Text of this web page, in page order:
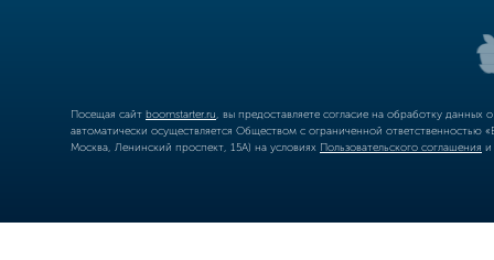
Посещая сайт boomstarter.ru , вы предоставляете согласие на обработку
автоматически осуществляется Обществом с ограниченной
Москва, Ленинский проспект, 15А) на условиях Пользовательского соглашения и